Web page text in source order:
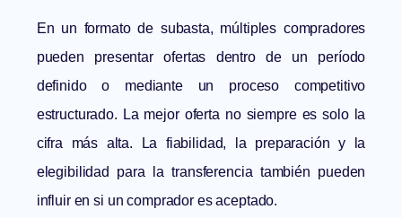
En un formato de subasta, múltiples compradores
pueden presentar ofertas dentro de un período
definido o mediante un proceso competitivo
estructurado. La mejor oferta no siempre es solo la
cifra más alta. La fiabilidad, la preparación y la
elegibilidad para la transferencia también pueden
influir en si un comprador es aceptado.